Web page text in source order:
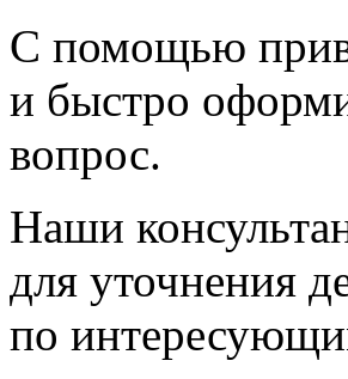
С помощью
и быстро
вопрос.
Наши
для уточнения
по